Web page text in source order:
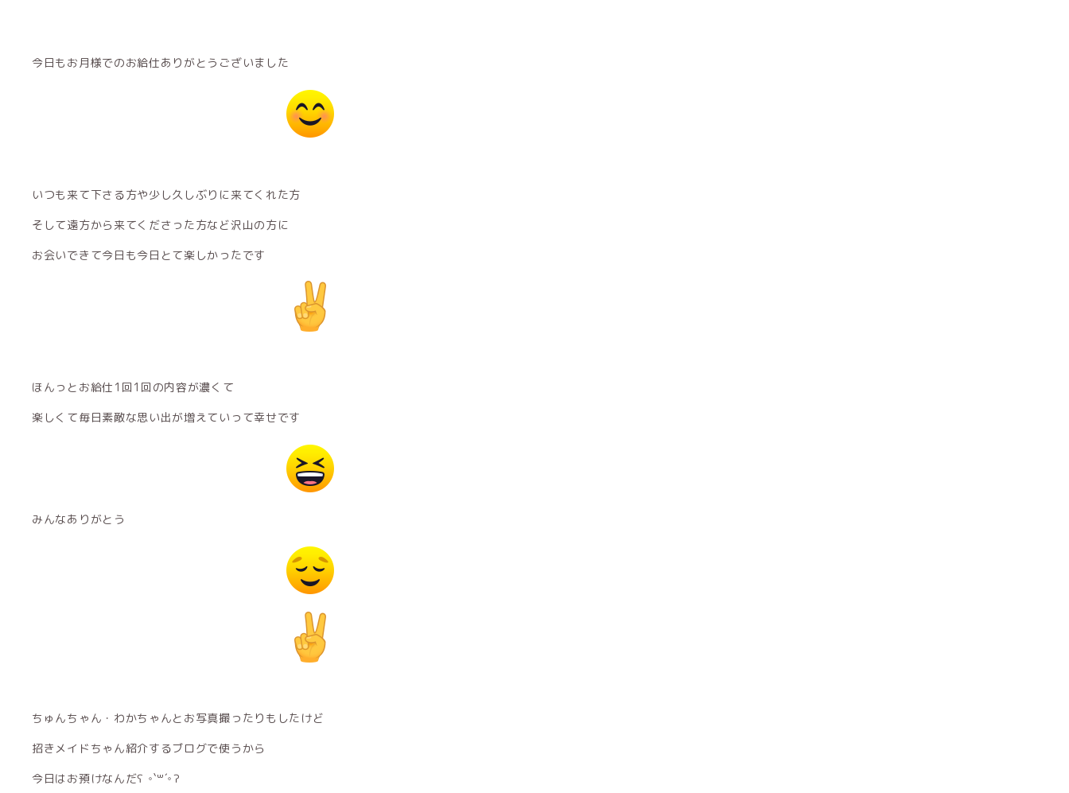
今日もお月様でのお給仕ありがとうございました
いつも来て下さる方や少し久しぶりに来てくれた方
そして遠方から来てくださった方など沢山の方に
お会いできて今日も今日とて楽しかったです
ほんっとお給仕1回1回の内容が濃くて
楽しくて毎日素敵な思い出が増えていって幸せです
みんなありがとう
ちゅんちゃん・わかちゃんとお写真撮ったりもしたけど
招きメイドちゃん紹介するブログで使うから
今日はお預けなんだʕ ◦`꒳´◦ʔ